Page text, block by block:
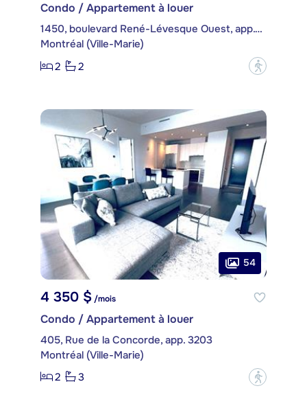
Condo / Appartement à louer
1450, boulevard René-Lévesque Ouest, app. 3401
Montréal (Ville-Marie)
2
2 ?
54
4 350 $ /mois
Condo / Appartement à louer
405, Rue de la Concorde, app. 3203
Montréal (Ville-Marie)
2
3 ?